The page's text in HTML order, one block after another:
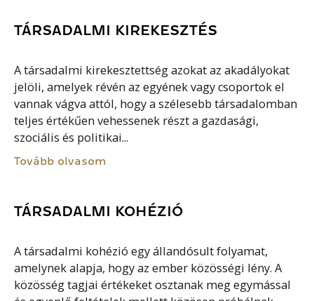
TÁRSADALMI KIREKESZTÉS
A társadalmi kirekesztettség azokat az akadályokat
jelöli, amelyek révén az egyének vagy csoportok el
vannak vágva attól, hogy a szélesebb társadalomban
teljes értékűen vehessenek részt a gazdasági,
szociális és politikai...
Tovább olvasom
TÁRSADALMI KOHÉZIÓ
A társadalmi kohézió egy állandósult folyamat,
amelynek alapja, hogy az ember közösségi lény. A
közösség tagjai értékeket osztanak meg egymással